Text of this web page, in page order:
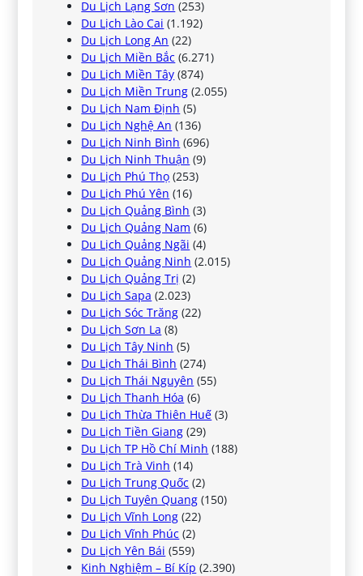
Du Lịch Lạng Sơn (253)
Du Lịch Lào Cai (1.192)
Du Lịch Long An (22)
Du Lịch Miền Bắc (6.271)
Du Lịch Miền Tây (874)
Du Lịch Miền Trung (2.055)
Du Lịch Nam Định (5)
Du Lịch Nghệ An (136)
Du Lịch Ninh Bình (696)
Du Lịch Ninh Thuận (9)
Du Lịch Phú Thọ (253)
Du Lịch Phú Yên (16)
Du Lịch Quảng Bình (3)
Du Lịch Quảng Nam (6)
Du Lịch Quảng Ngãi (4)
Du Lịch Quảng Ninh (2.015)
Du Lịch Quảng Trị (2)
Du Lịch Sapa (2.023)
Du Lịch Sóc Trăng (22)
Du Lịch Sơn La (8)
Du Lịch Tây Ninh (5)
Du Lịch Thái Bình (274)
Du Lịch Thái Nguyên (55)
Du Lịch Thanh Hóa (6)
Du Lịch Thừa Thiên Huế (3)
Du Lịch Tiền Giang (29)
Du Lịch TP Hồ Chí Minh (188)
Du Lịch Trà Vinh (14)
Du Lịch Trung Quốc (2)
Du Lịch Tuyên Quang (150)
Du Lịch Vĩnh Long (22)
Du Lịch Vĩnh Phúc (2)
Du Lịch Yên Bái (559)
Kinh Nghiệm – Bí Kíp (2.390)